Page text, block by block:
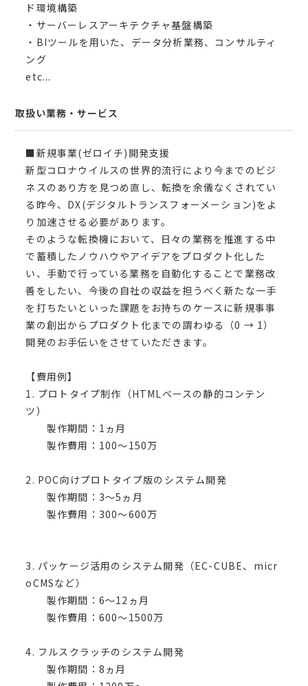
ド環境構築
・サーバーレスアーキテクチャ基盤構築
・BIツールを用いた、データ分析業務、コンサルティ
ング
etc...
取扱い業務・サービス
■新規事業(ゼロイチ)開発支援
新型コロナウイルスの世界的流行により今までのビジ
ネスのあり方を見つめ直し、転換を余儀なくされてい
る昨今、DX(デジタルトランスフォーメーション)をよ
り加速させる必要があります。
そのような転換機において、日々の業務を推進する中
で蓄積したノウハウやアイデアをプロダクト化した
い、手動で行っている業務を自動化することで業務改
善をしたい、今後の自社の収益を担うべく新たな一手
を打ちたいといった課題をお持ちのケースに新規事事
業の創出からプロダクト化までの謂わゆる（0 → 1）
開発のお手伝いをさせていただきます。
【費用例】
1. プロトタイプ制作（HTMLベースの静的コンテン
ツ）
製作期間：1ヵ月
製作費用：100〜150万
2. POC向けプロトタイプ版のシステム開発
製作期間：3〜5ヵ月
製作費用：300〜600万
3. パッケージ活用のシステム開発（EC-CUBE、micr
oCMSなど）
製作期間：6〜12ヵ月
製作費用：600〜1500万
4. フルスクラッチのシステム開発
製作期間：8ヵ月